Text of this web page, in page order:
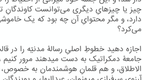
چیز یا چیزهایِ دیگری می‌توانست کاوندگانِ
دارد، و مگر محتوایِ آن چه بود که یک
می‌کرد؟
اجازه دهید خطوطِ اصلیِ رسالۀ مدنیّه را در
جامعۀ دمکراتیک به دست میدهند مرور کنیم
الاطلاق، و هم قلمانِ هوشمندمان به